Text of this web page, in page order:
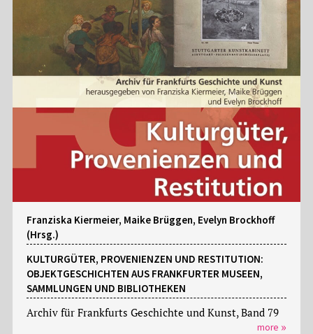
Franziska Kiermeier, Maike Brüggen, Evelyn Brockhoff
(Hrsg.)
KULTURGÜTER, PROVENIENZEN UND RESTITUTION:
OBJEKTGESCHICHTEN AUS FRANKFURTER MUSEEN,
SAMMLUNGEN UND BIBLIOTHEKEN
Archiv für Frankfurts Geschichte und Kunst, Band 79
more